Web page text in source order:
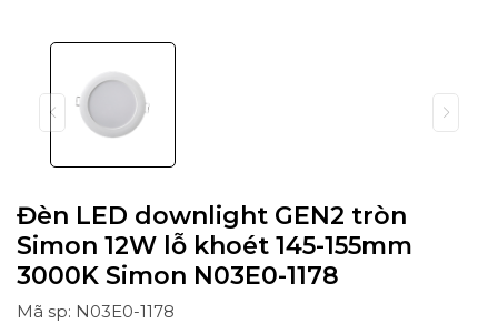
Đèn LED downlight GEN2 tròn
Simon 12W lỗ khoét 145-155mm
3000K Simon N03E0-1178
Mã sp: N03E0-1178